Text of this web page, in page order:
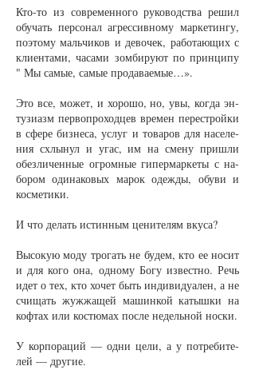
Кто-то из со­вре­мен­но­го ру­ко­водст­ва ре­шил
обу­чать пер­со­нал аг­рес­сив­но­му мар­ке­тин­гу,
по­это­му маль­чи­ков и де­во­чек, ра­бо­та­ю­щих с
кли­ен­та­ми, ча­са­ми зом­би­ру­ют по прин­ци­пу
" Мы са­мые, са­мые про­да­ва­е­мые…».
Это все, мо­жет, и хо­ро­шо, но, увы, ког­да эн­
ту­зи­азм пер­воп­ро­ход­цев вре­мен пе­ре­ст­рой­ки
в сфе­ре биз­не­са, услуг и то­ва­ров для на­се­ле­
ния схлы­нул и угас, им на сме­ну при­шли
обез­ли­чен­ные ог­ром­ные ги­пер­мар­ке­ты с на­
бо­ром оди­на­ко­вых ма­рок одеж­ды, обу­ви и
кос­ме­ти­ки.
И что де­лать ис­тин­ным це­ни­те­лям вку­са?
Вы­со­кую мо­ду тро­гать не бу­дем, кто ее но­сит
и для ко­го она, од­но­му Бо­гу из­вест­но. Речь
идет о тех, кто хо­чет быть ин­ди­ви­дуа­лен, а не
счи­щать жуж­жа­щей ма­шин­кой ка­тыш­ки на
коф­тах или кос­тю­мах пос­ле не­дель­ной нос­ки.
У кор­по­ра­ций — од­ни це­ли, а у по­тре­би­те­
лей — дру­гие.